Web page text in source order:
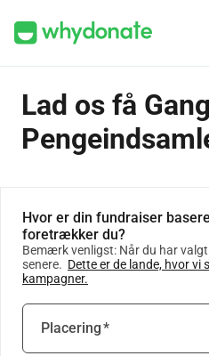
Lad os få
Hvor er din fundraiser
foretrækker du?
Bemærk venligst: Når du har
senere. Dette er de lande, hvor
kampagner.
Placering*